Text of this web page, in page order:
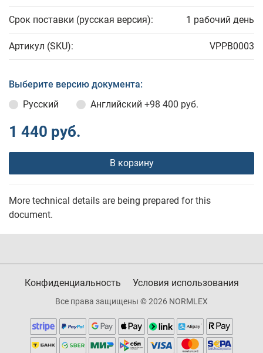
Срок поставки (русская версия): 1 рабочий день
Артикул (SKU): VPPB0003
Выберите версию документа:
Русский
Английский +98 400 руб.
1 440 руб.
В корзину
More technical details are being prepared for this
document.
Конфиденциальность Условия использования
Все права защищены © 2026 NORMLEX